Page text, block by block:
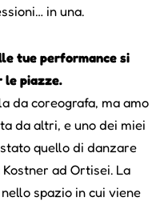
in una.
tue performance si
le piazze.
da coreografa, ma amo
da altri, e uno dei miei
quello di danzare
ad Ortisei. La
spazio in cui viene